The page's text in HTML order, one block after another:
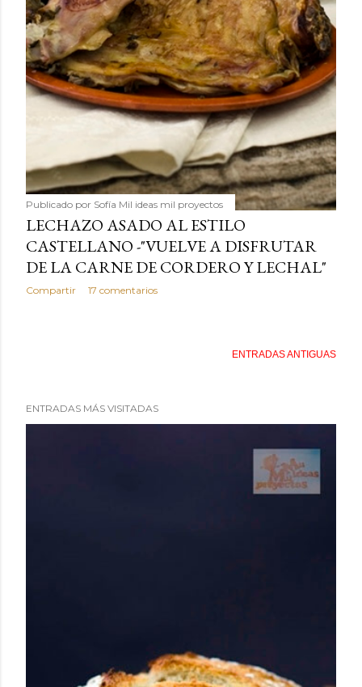
Publicado por Sofía Mil ideas mil proyectos
LECHAZO ASADO AL ESTILO
CASTELLANO -"VUELVE A DISFRUTAR
DE LA CARNE DE CORDERO Y LECHAL"
Compartir 17 comentarios
ENTRADAS ANTIGUAS
ENTRADAS MÁS VISITADAS